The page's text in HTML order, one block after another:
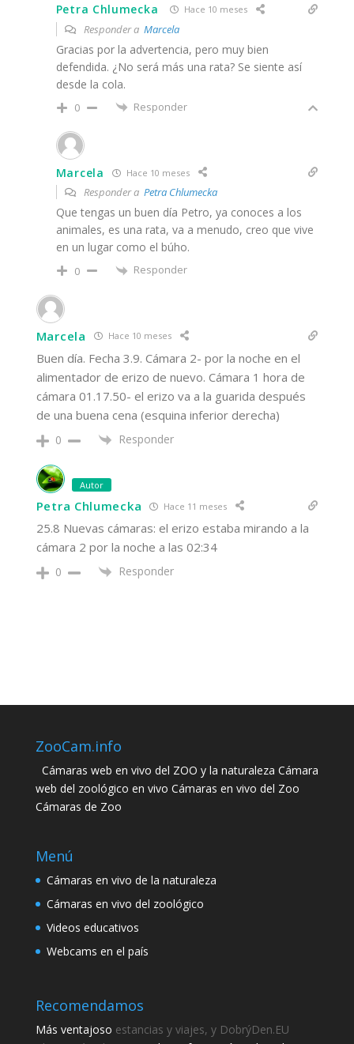
Petra Chlumecka Hace 10 meses
Responder a Marcela
Gracias por la advertencia, pero muy bien
defendida. ¿No será más una rata? Se siente así
desde la cola.
0 Responder
Marcela Hace 10 meses
Responder a Petra Chlumecka
Que tengas un buen día Petro, ya conoces a los
animales, es una rata, va a menudo, creo que vive
en un lugar como el búho.
0 Responder
Marcela Hace 10 meses
Buen día. Fecha 3.9. Cámara 2- por la noche en el
alimentador de erizo de nuevo. Cámara 1 hora de
cámara 01.17.50- el erizo va a la guarida después
de una buena cena (esquina inferior derecha)
0 Responder
Autor
Petra Chlumecka Hace 11 meses
25.8 Nuevas cámaras: el erizo estaba mirando a la
cámara 2 por la noche a las 02:34
0 Responder
ZooCam.info
Cámaras web en vivo del ZOO y la naturaleza Cámara
web del zoológico en vivo Cámaras en vivo del Zoo
Cámaras de Zoo
Menú
Cámaras en vivo de la naturaleza
Cámaras en vivo del zoológico
Videos educativos
Webcams en el país
Recomendamos
Más ventajoso estancias y viajes, y DobrýDen.EU